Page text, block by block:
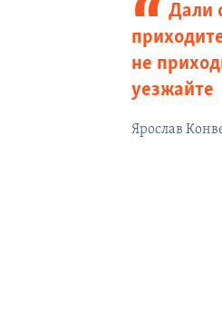
Дали
не
уезжайте
Ярослав